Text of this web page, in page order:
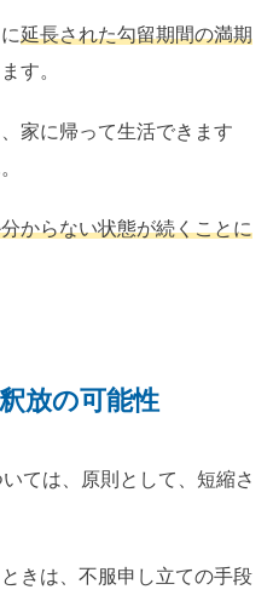
延長された勾留期間の満期
す。
家に帰って生活できます
からない状態が続くことに
放の可能性
ては、原則として、短縮さ
きは、不服申し立ての手段